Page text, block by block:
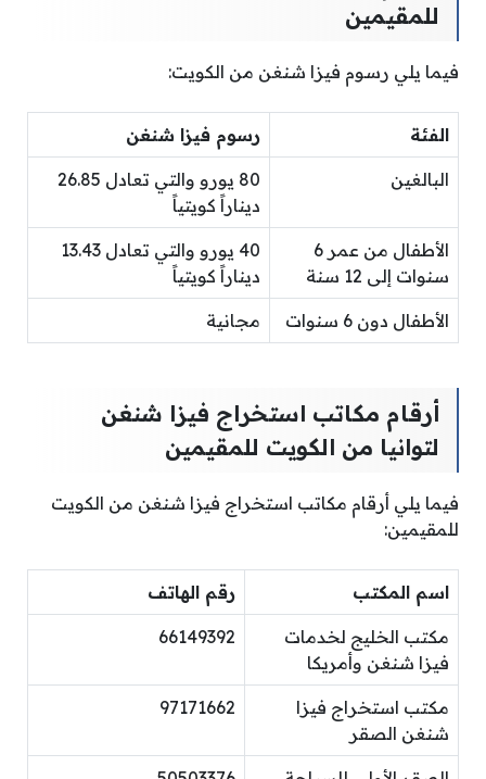
للمقيمين
فيما يلي رسوم فيزا شنغن من الكويت:
الفئة رسوم فيزا شنغن
البالغين
80 يورو والتي تعادل 26.85
ديناراً كويتياً
الأطفال من عمر 6
سنوات إلى 12 سنة
40 يورو والتي تعادل 13.43
ديناراً كويتياً
الأطفال دون 6 سنوات مجانية
أرقام مكاتب استخراج فيزا شنغن
لتوانيا من الكويت للمقيمين
فيما يلي أرقام مكاتب استخراج فيزا شنغن من الكويت
للمقيمين:
اسم المكتب رقم الهاتف
مكتب الخليج لخدمات
فيزا شنغن وأمريكا
66149392
مكتب استخراج فيزا
شنغن الصقر
97171662